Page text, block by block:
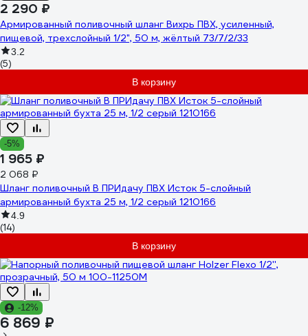
2 290 ₽
Армированный поливочный шланг Вихрь ПВХ, усиленный,
пищевой, трехслойный 1/2", 50 м, жёлтый 73/7/2/33
3.2
(5)
В корзину
-5%
1 965 ₽
2 068 ₽
Шланг поливочный В ПРИдачу ПВХ Исток 5-слойный
армированный бухта 25 м, 1/2 серый 1210166
4.9
(14)
В корзину
-12%
6 869 ₽